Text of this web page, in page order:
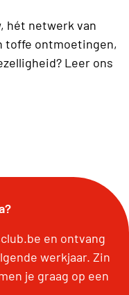
hét netwerk van
toffe ontmoetingen,
Leer ons
en ontvang
werkjaar. Zin
je graag op een